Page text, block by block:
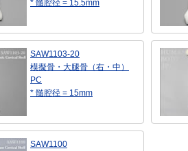
* 髄腔径 = 15.5mm
SAW1103-20
模擬骨・大腿骨（右・中）
PC
* 髄腔径 = 15mm
SAW1100